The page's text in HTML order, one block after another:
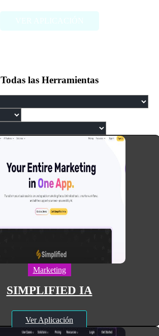
Todas las Herramientas
Marketing
SIMPLIFIED IA
Ver Aplicación